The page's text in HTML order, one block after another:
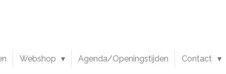
Webshop Agenda/Openingstijden Contact